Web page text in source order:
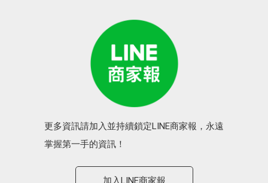
更多資訊請加入並持續鎖定LINE商家報，永遠
掌握第一手的資訊！
加入LINE商家報